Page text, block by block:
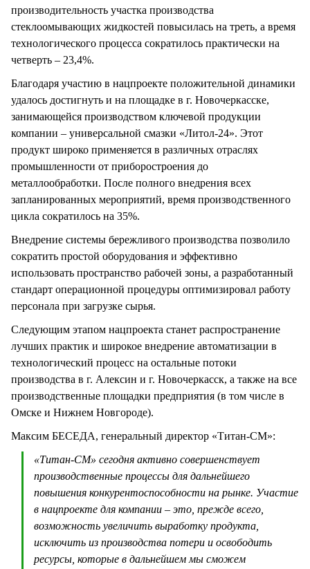
производительность участка производства
стеклоомывающих жидкостей повысилась на треть, а время
технологического процесса сократилось практически на
четверть – 23,4%.
Благодаря участию в нацпроекте положительной динамики
удалось достигнуть и на площадке в г. Новочеркасске,
занимающейся производством ключевой продукции
компании – универсальной смазки «Литол-24». Этот
продукт широко применяется в различных отраслях
промышленности от приборостроения до
металлообработки. После полного внедрения всех
запланированных мероприятий, время производственного
цикла сократилось на 35%.
Внедрение системы бережливого производства позволило
сократить простой оборудования и эффективно
использовать пространство рабочей зоны, а разработанный
стандарт операционной процедуры оптимизировал работу
персонала при загрузке сырья.
Следующим этапом нацпроекта станет распространение
лучших практик и широкое внедрение автоматизации в
технологический процесс на остальные потоки
производства в г. Алексин и г. Новочеркасск, а также на все
производственные площадки предприятия (в том числе в
Омске и Нижнем Новгороде).
Максим БЕСЕДА, генеральный директор «Титан-СМ»:
«Титан-СМ» сегодня активно совершенствует
производственные процессы для дальнейшего
повышения конкурентоспособности на рынке. Участие
в нацпроекте для компании – это, прежде всего,
возможность увеличить выработку продукта,
исключить из производства потери и освободить
ресурсы, которые в дальнейшем мы сможем